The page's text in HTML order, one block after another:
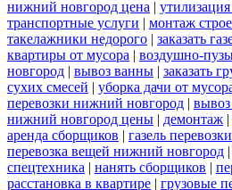
нижний новгород цена |
транспортные услуги | монтаж
такелажники недорого | заказать
квартиры от мусора | воздушно-
новгород | вывоз ванны | заказать
сухих смесей | уборка дачи от
перевозки нижний новгород | вывоз
нижний новгород цены | демонтаж |
аренда сборщиков | газель
перевозка вещей нижний новгород |
спецтехника | нанять сборщиков |
расстановка в квартире | грузовые